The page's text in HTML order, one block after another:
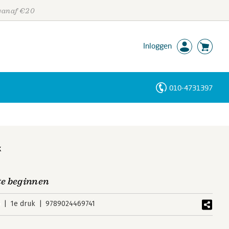
€20
Inloggen
010-4731397
beginnen
1e druk 9789024469741
Personen